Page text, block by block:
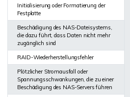
Initialisierung oder Formatierung der
Festplatte
Beschädigung des NAS-Dateisystems,
die dazu führt, dass Daten nicht mehr
zugänglich sind
RAID-Wiederherstellungsfehler
Plötzlicher Stromausfall oder
Spannungsschwankungen, die zu einer
Beschädigung des NAS-Servers führen